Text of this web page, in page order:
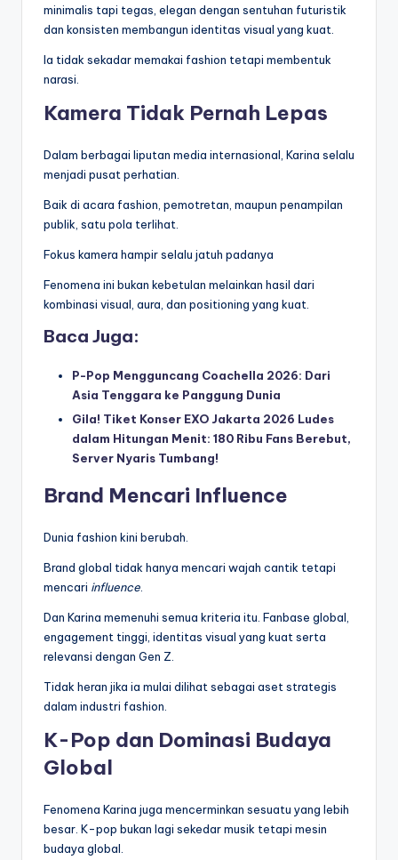
minimalis tapi tegas, elegan dengan sentuhan futuristik
dan konsisten membangun identitas visual yang kuat.
Ia tidak sekadar memakai fashion tetapi membentuk
narasi.
Kamera Tidak Pernah Lepas
Dalam berbagai liputan media internasional, Karina selalu
menjadi pusat perhatian.
Baik di acara fashion, pemotretan, maupun penampilan
publik, satu pola terlihat.
Fokus kamera hampir selalu jatuh padanya
Fenomena ini bukan kebetulan melainkan hasil dari
kombinasi visual, aura, dan positioning yang kuat.
Baca Juga:
P-Pop Mengguncang Coachella 2026: Dari
Asia Tenggara ke Panggung Dunia
Gila! Tiket Konser EXO Jakarta 2026 Ludes
dalam Hitungan Menit: 180 Ribu Fans Berebut,
Server Nyaris Tumbang!
Brand Mencari Influence
Dunia fashion kini berubah.
Brand global tidak hanya mencari wajah cantik tetapi
mencari influence
Dan Karina memenuhi semua kriteria itu. Fanbase global,
engagement tinggi, identitas visual yang kuat serta
relevansi dengan Gen Z.
Tidak heran jika ia mulai dilihat sebagai aset strategis
dalam industri fashion.
K-Pop dan Dominasi Budaya
Global
Fenomena Karina juga mencerminkan sesuatu yang lebih
besar. K-pop bukan lagi sekedar musik tetapi mesin
budaya global.